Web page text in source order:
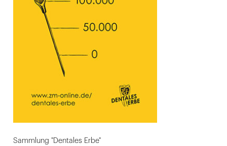
Sammlung "Dentales Erbe"